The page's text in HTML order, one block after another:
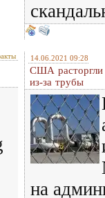
14.06.2021 09:28
США расторгли
из-за трубы
на